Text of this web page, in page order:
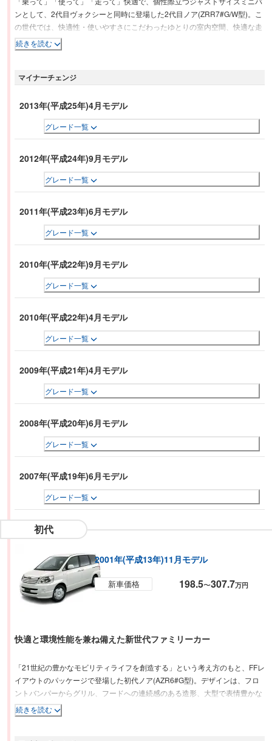
ンとして、2代目ヴォクシーと同時に登場した2代目ノア(ZRR7#G/W型)。こ
の世代では、快適性・使いやすさにこだわったゆとりの室内空間、快適な走
りなど、初代の高い基本性能を高めるとともに、親しみやすく堂々としたイ
メージを際立てている。取り回しに優れたボディに、世界初のワンタッチス
シート、ウォークスルー機構などの快適装備により、使い勝手に優れるミニ
代のエンジン動弁機構「バルブマチック」を搭載した新開発2.0Lエンジン、
続きを読む
マイナーチェンジ
2013年(平成25年)4月モデル
グレード一覧
2012年(平成24年)9月モデル
グレード一覧
2011年(平成23年)6月モデル
グレード一覧
2010年(平成22年)9月モデル
グレード一覧
2010年(平成22年)4月モデル
グレード一覧
2009年(平成21年)4月モデル
グレード一覧
2008年(平成20年)6月モデル
グレード一覧
2007年(平成19年)6月モデル
グレード一覧
初代
2001年(平成13年)11月モデル
新車価格 198.5〜307.7万円
快適と環境性能を兼ね備えた新世代ファミリーカー
「21世紀の豊かなモビリティライフを創造する」という考え方のもと、FFレ
イアウトのパッケージで登場した初代ノア(AZR6#G型)。デザインは、フロ
ントバンパーからグリル、フードへの連続感のある造形、大型で表情豊かな
ヘッドランプなどで堂々とした存在感と上質感を表現するとともに、サイド
のブリスターフェンダーがクリーンで張りのある質感と、低重心、安定感を
続きを読む